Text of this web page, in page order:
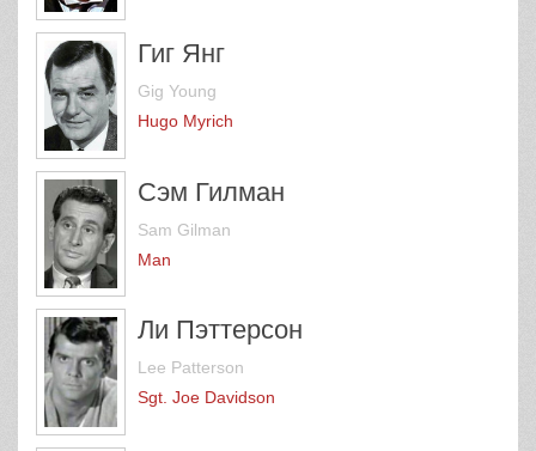
Гиг Янг
Gig Young
Hugo Myrich
Сэм Гилман
Sam Gilman
Man
Ли Пэттерсон
Lee Patterson
Sgt. Joe Davidson